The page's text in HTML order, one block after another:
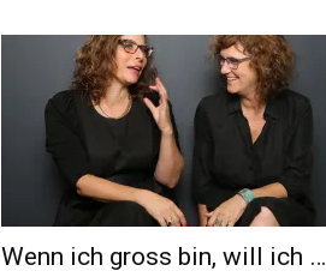
Wenn ich gross bin, will ich …